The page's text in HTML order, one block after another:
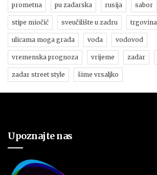
prometna pu zadarska rusija sabor
stipe miočić sveučilište u zadru trgovina
ulicama moga grada voda vodovod
vremenska prognoza vrijeme zadar
zadar street style šime vrsaljko
Upoznajte nas